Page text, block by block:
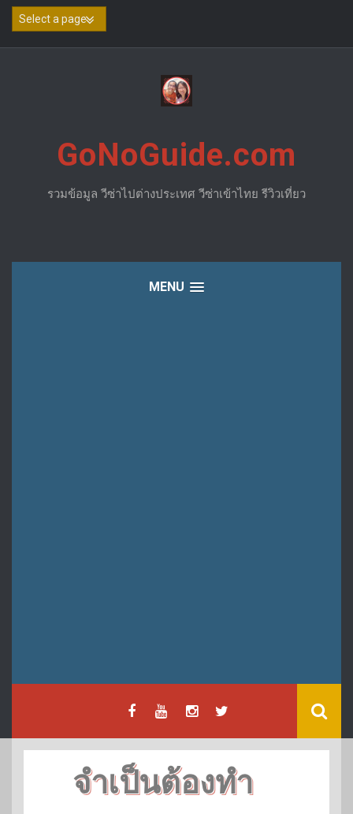
Skip
GoNoGuide.com
รวมข้อมูล วีซ่าไปต่างประเทศ วีซ่าเข้าไทย รีวิวเที่ยว
MENU
จำเป็นต้องทำ